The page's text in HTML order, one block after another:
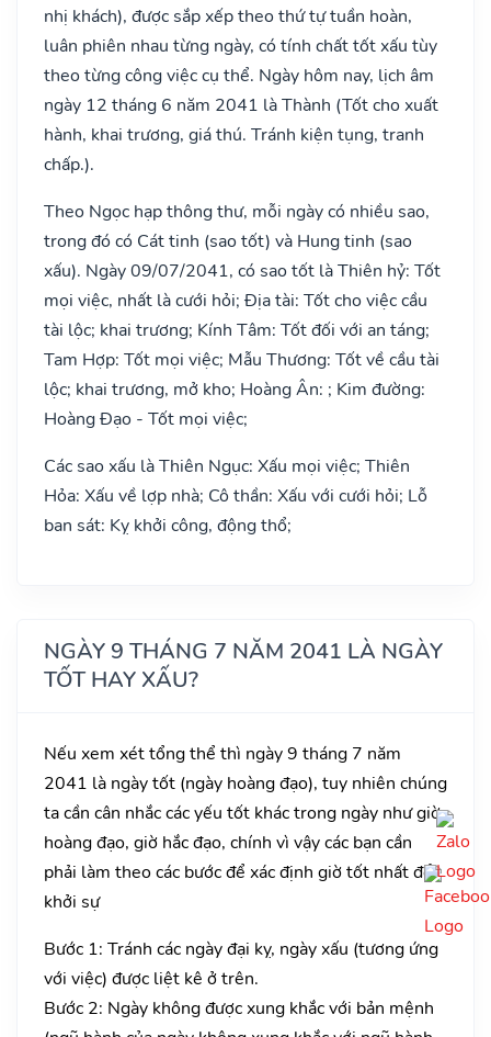
nhị khách), được sắp xếp theo thứ tự tuần hoàn,
luân phiên nhau từng ngày, có tính chất tốt xấu tùy
theo từng công việc cụ thể. Ngày hôm nay, lịch âm
ngày 12 tháng 6 năm 2041 là Thành (Tốt cho xuất
hành, khai trương, giá thú. Tránh kiện tụng, tranh
chấp.).
Theo Ngọc hạp thông thư, mỗi ngày có nhiều sao,
trong đó có Cát tinh (sao tốt) và Hung tinh (sao
xấu). Ngày 09/07/2041, có sao tốt là Thiên hỷ: Tốt
mọi việc, nhất là cưới hỏi; Địa tài: Tốt cho việc cầu
tài lộc; khai trương; Kính Tâm: Tốt đối với an táng;
Tam Hợp: Tốt mọi việc; Mẫu Thương: Tốt về cầu tài
lộc; khai trương, mở kho; Hoàng Ân: ; Kim đường:
Hoàng Đạo - Tốt mọi việc;
Các sao xấu là Thiên Ngục: Xấu mọi việc; Thiên
Hỏa: Xấu về lợp nhà; Cô thần: Xấu với cưới hỏi; Lỗ
ban sát: Kỵ khởi công, động thổ;
NGÀY 9 THÁNG 7 NĂM 2041 LÀ NGÀY
TỐT HAY XẤU?
Nếu xem xét tổng thể thì ngày 9 tháng 7 năm
2041 là ngày tốt (ngày hoàng đạo), tuy nhiên chúng
ta cần cân nhắc các yếu tốt khác trong ngày như giờ
hoàng đạo, giờ hắc đạo, chính vì vậy các bạn cần
phải làm theo các bước để xác định giờ tốt nhất để
khởi sự
Bước 1: Tránh các ngày đại kỵ, ngày xấu (tương ứng
với việc) được liệt kê ở trên.
Bước 2: Ngày không được xung khắc với bản mệnh